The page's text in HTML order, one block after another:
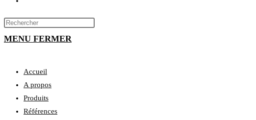
MENU FERMER
Accueil
A propos
Produits
Références